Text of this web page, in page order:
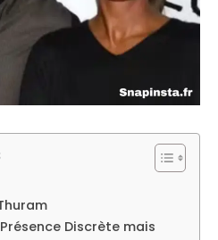
Discrète mais